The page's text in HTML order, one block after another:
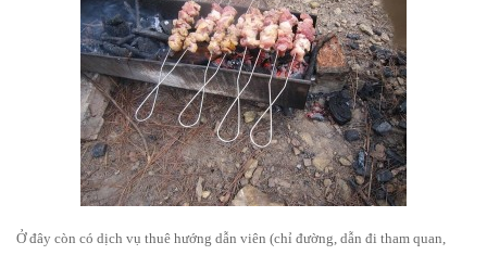
Ở đây còn có dịch vụ thuê hướng dẫn viên (chỉ đường, dẫn đi tham quan,